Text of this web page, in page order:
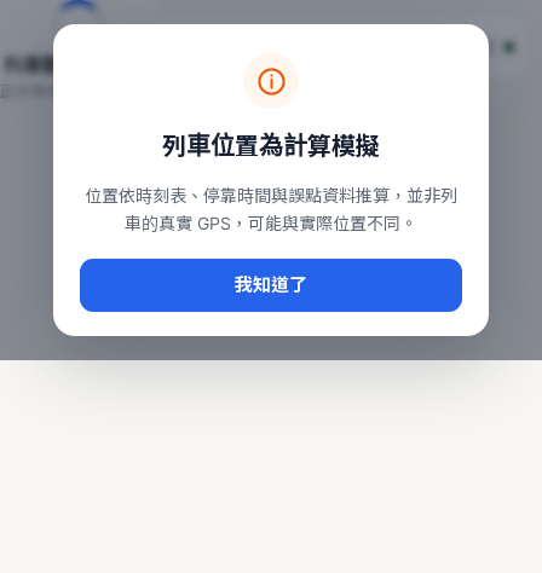
台鐵列車即時位置地圖
本頁顯示目前全台鐵運行中的列車位置，涵蓋自強、普悠瑪、
常用查詢：
、台中車站即時動態
台鐵即時動態
列車位置為計算模擬
位置依時刻表、停靠時間與誤點資料推算，並非列
車的真實 GPS，可能與實際位置不同。
我知道了
列車動態載入中…